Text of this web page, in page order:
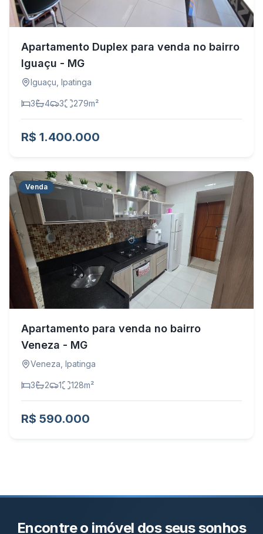
Apartamento Duplex para venda no bairro
Iguaçu - MG
Iguaçu Ipatinga
3 4 3 279m²
R$ 1.400.000
Venda
Apartamento para venda no bairro
Veneza - MG
Veneza Ipatinga
3 2 1 128m²
R$ 590.000
Encontre o imóvel dos seus sonhos